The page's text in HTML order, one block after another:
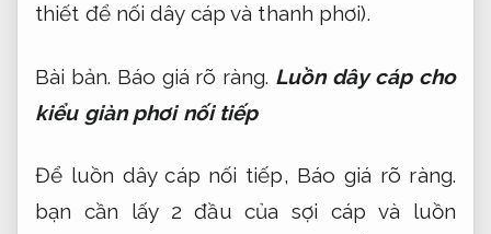
thiết để nối dây cáp và thanh phơi).
Bài bản. Báo giá rõ ràng. Luồn dây cáp cho
kiểu giàn phơi nối tiếp
Để luồn dây cáp nối tiếp, Báo giá rõ ràng.
bạn cần lấy 2 đầu của sợi cáp và luồn